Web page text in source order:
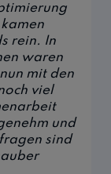
rein. In
waren
mit den
viel
und
sind